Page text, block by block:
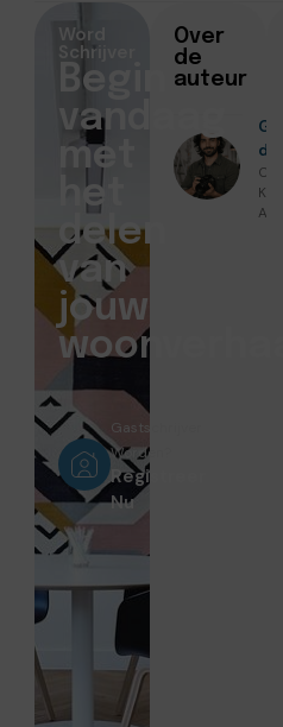
Over
de
auteur
Word
Schrijver
Begin
vandaag
met
het
delen
van
jouw
Gastschrijver
Worden?
Registreer
Nu